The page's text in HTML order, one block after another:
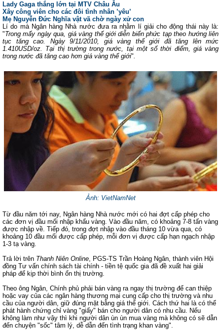
Lady Gaga thắng lớn tại MTV Châu Âu
Xây công viên cho các đôi tình nhân ’yêu’
Mẹ Nguyễn Đức Nghĩa vật vã chờ ngày xử con
Lí do mà Ngân hàng Nhà nước đưa ra nhằm lí giải cho động thái này là:
"Trong mấy ngày qua, giá vàng thế giới diễn biến phức tạp theo hướng liên
tục tăng cao. Ngày 9/11/2010, giá vàng thế giới đã tăng lên mức
1.410USD/oz. Tại thị trường trong nước, tại một số thời điểm, giá vàng
trong nước đã tăng cao hơn giá vàng thế giới".
Ảnh: VietNamNet
Từ đầu năm tới nay, Ngân hàng Nhà nước mới có hai đợt cấp phép cho
các đơn vị đầu mối nhập khẩu vàng. Vào đầu năm, có khoảng 7-8 tấn vàng
được nhập về. Tiếp đó, trong đợt nhập vào đầu tháng 10 vừa qua, có
khoảng 10 đầu mối được cấp phép, mỗi đơn vị được cấp hạn ngạch nhập
1-3 tạ vàng.
Trả lời trên Thanh Niên Online, PGS-TS Trần Hoàng Ngân, thành viên Hội
đồng Tư vấn chính sách tài chính - tiền tệ quốc gia đã đề xuất hai giải
pháp để kịp thời bình ổn thị trường.
Theo ông Ngân, Chính phủ phải bán vàng ra ngay thị trường để can thiệp
hoặc vay của các ngân hàng thương mại cung cấp cho thị trường và nhu
cầu của người dân, giữ đúng mặt bằng giá thế giới. Cách thứ hai là có thể
phát hành chứng chỉ vàng "giấy" bán cho người dân có nhu cầu. Nếu
không làm như vậy thì khi người dân ùn ùn mua vàng mà không có sẽ dẫn
đến chuyện "sốc" tâm lý, dễ dẫn đến tình trạng khan vàng".